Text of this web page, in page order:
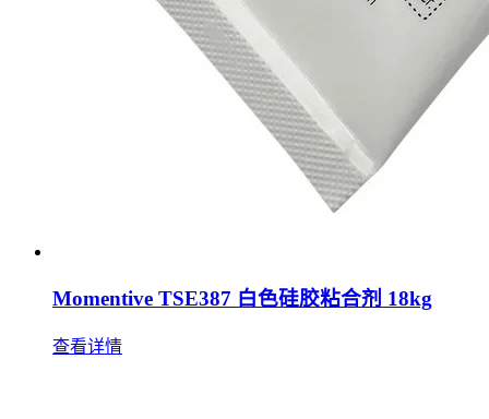
Momentive TSE387 白色硅胶粘合剂 18kg
查看详情